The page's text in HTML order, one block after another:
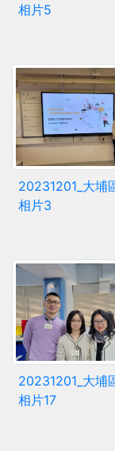
相片5
20231201_大埔
相片3
20231201_大埔
相片17